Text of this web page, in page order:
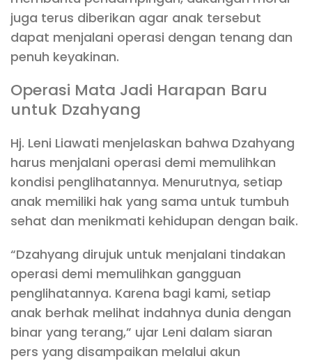
juga terus diberikan agar anak tersebut
dapat menjalani operasi dengan tenang dan
penuh keyakinan.
Operasi Mata Jadi Harapan Baru
untuk Dzahyang
Hj. Leni Liawati menjelaskan bahwa Dzahyang
harus menjalani operasi demi memulihkan
kondisi penglihatannya. Menurutnya, setiap
anak memiliki hak yang sama untuk tumbuh
sehat dan menikmati kehidupan dengan baik.
“Dzahyang dirujuk untuk menjalani tindakan
operasi demi memulihkan gangguan
penglihatannya. Karena bagi kami, setiap
anak berhak melihat indahnya dunia dengan
binar yang terang,” ujar Leni dalam siaran
pers yang disampaikan melalui akun